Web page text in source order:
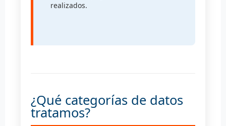
realizados.
¿Qué categorías de datos
tratamos?